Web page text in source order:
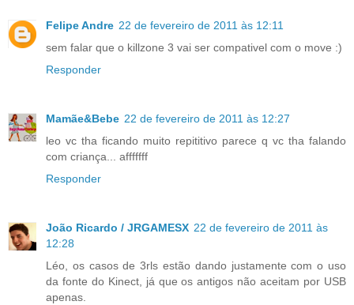
Felipe Andre 22 de fevereiro de 2011 às 12:11
sem falar que o killzone 3 vai ser compativel com o move :)
Responder
Mamãe&Bebe 22 de fevereiro de 2011 às 12:27
leo vc tha ficando muito repititivo parece q vc tha falando
com criança... afffffff
Responder
João Ricardo / JRGAMESX 22 de fevereiro de 2011 às
12:28
Léo, os casos de 3rls estão dando justamente com o uso
da fonte do Kinect, já que os antigos não aceitam por USB
apenas.